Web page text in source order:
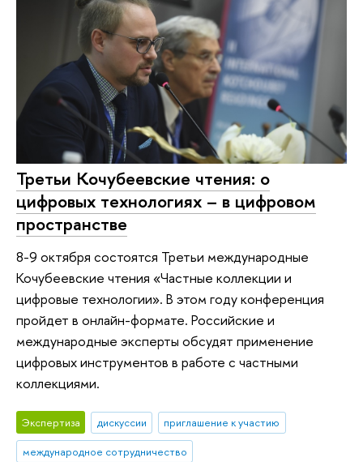
Третьи Кочубеевские чтения: о
цифровых технологиях – в цифровом
пространстве
8-9 октября состоятся Третьи международные
Кочубеевские чтения «Частные коллекции и
цифровые технологии». В этом году конференция
пройдет в онлайн-формате. Российские и
международные эксперты обсудят применение
цифровых инструментов в работе с частными
коллекциями.
Экспертиза дискуссии
приглашение к участию
международное сотрудничество